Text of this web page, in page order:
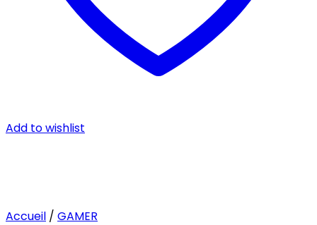
Add to wishlist
Accueil / GAMER